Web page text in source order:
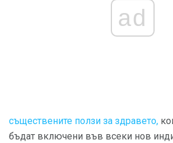
ad
съществените ползи за здравето,
бъдат включени във всеки нов